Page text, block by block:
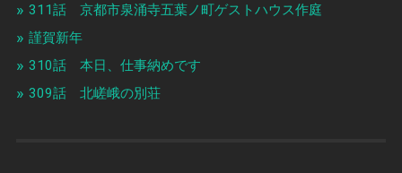
311話 京都市泉涌寺五葉ノ町ゲストハウス作庭
謹賀新年
310話 本日、仕事納めです
309話 北嵯峨の別荘